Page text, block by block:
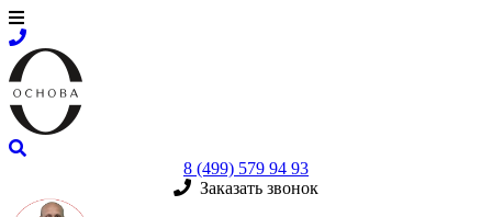
8 (499) 579 94 93
Заказать звонок